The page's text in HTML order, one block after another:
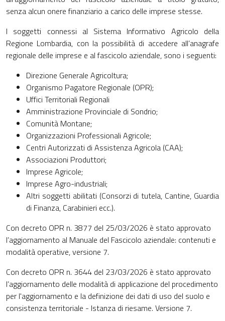
senza alcun onere finanziario a carico delle imprese stesse.
I soggetti connessi al Sistema Informativo Agricolo della
Regione Lombardia, con la possibilità di accedere all’anagrafe
regionale delle imprese e al fascicolo aziendale, sono i seguenti:
Direzione Generale Agricoltura;
Organismo Pagatore Regionale (OPR);
Uffici Territoriali Regionali
Amministrazione Provinciale di Sondrio;
Comunità Montane;
Organizzazioni Professionali Agricole;
Centri Autorizzati di Assistenza Agricola (CAA);
Associazioni Produttori;
Imprese Agricole;
Imprese Agro-industriali;
Altri soggetti abilitati (Consorzi di tutela, Cantine, Guardia
di Finanza, Carabinieri ecc.).
Con decreto OPR n. 3877 del 25/03/2026 è stato approvato
l’aggiornamento al Manuale del Fascicolo aziendale: contenuti e
modalità operative, versione 7.
Con decreto OPR n. 3644 del 23/03/2026 è stato approvato
l’aggiornamento delle modalità di applicazione del procedimento
per l'aggiornamento e la definizione dei dati di uso del suolo e
consistenza territoriale - Istanza di riesame. Versione 7.